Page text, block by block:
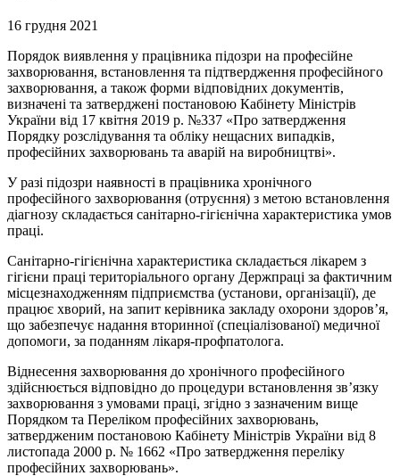
16 грудня 2021
Порядок виявлення у працівника підозри на професійне
захворювання, встановлення та підтвердження професійного
захворювання, а також форми відповідних документів,
визначені та затверджені постановою Кабінету Міністрів
України від 17 квітня 2019 р. №337 «Про затвердження
Порядку розслідування та обліку нещасних випадків,
професійних захворювань та аварій на виробництві».
У разі підозри наявності в працівника хронічного
професійного захворювання (отруєння) з метою встановлення
діагнозу складається санітарно-гігієнічна характеристика умов
праці.
Санітарно-гігієнічна характеристика складається лікарем з
гігієни праці територіального органу Держпраці за фактичним
місцезнаходженням підприємства (установи, організації), де
працює хворий, на запит керівника закладу охорони здоров’я,
що забезпечує надання вторинної (спеціалізованої) медичної
допомоги, за поданням лікаря-профпатолога.
Віднесення захворювання до хронічного професійного
здійснюється відповідно до процедури встановлення зв’язку
захворювання з умовами праці, згідно з зазначеним вище
Порядком та Переліком професійних захворювань,
затвердженим постановою Кабінету Міністрів України від 8
листопада 2000 р. № 1662 «Про затвердження переліку
професійних захворювань».